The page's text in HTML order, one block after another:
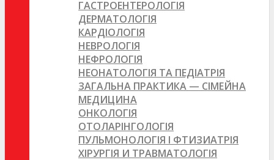
ГАСТРОЕНТЕРОЛОГІЯ
ДЕРМАТОЛОГІЯ
КАРДІОЛОГІЯ
НЕВРОЛОГІЯ
НЕФРОЛОГІЯ
НЕОНАТОЛОГІЯ ТА ПЕДІАТРІЯ
ЗАГАЛЬНА ПРАКТИКА — СІМЕЙНА
МЕДИЦИНА
ОНКОЛОГІЯ
ОТОЛАРІНГОЛОГІЯ
ПУЛЬМОНОЛОГІЯ І ФТИЗИАТРІЯ
ХІРУРГІЯ И ТРАВМАТОЛОГІЯ